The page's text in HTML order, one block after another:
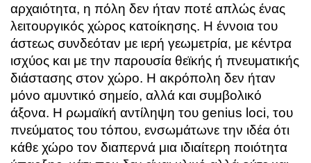
αρχαιότητα, η πόλη δεν ήταν ποτέ απλώς ένας
λειτουργικός χώρος κατοίκησης. Η έννοια του
άστεως συνδεόταν με ιερή γεωμετρία, με κέντρα
ισχύος και με την παρουσία θεϊκής ή πνευματικής
διάστασης στον χώρο. Η ακρόπολη δεν ήταν
μόνο αμυντικό σημείο, αλλά και συμβολικό
άξονα. Η ρωμαϊκή αντίληψη του genius loci, του
πνεύματος του τόπου, ενσωμάτωνε την ιδέα ότι
κάθε χώρο τον διαπερνά μια ιδιαίτερη ποιότητα